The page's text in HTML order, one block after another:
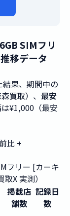
SIMフリ
移データ
果、期間中の
買取）、 最安
は¥1,000（最安
比 +
フリー [カーキ
X 実測）
掲載店
舗数
記録日
数